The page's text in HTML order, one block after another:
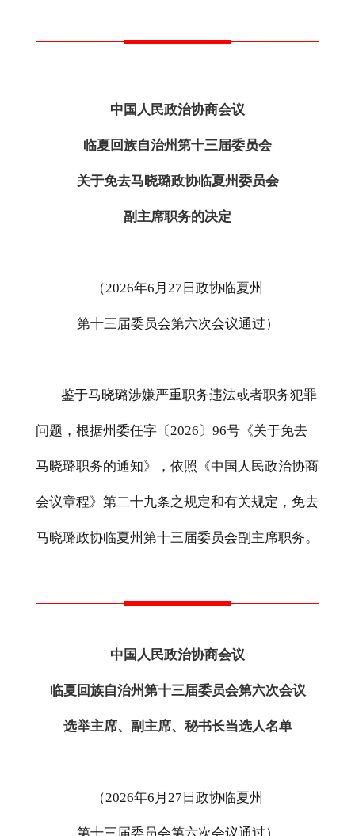
中国人民政治协商会议
临夏回族自治州第十三届委员会
关于免去马晓璐政协临夏州委员会
副主席职务的决定
（2026年6 月 27 日政协临夏州
第十三届委员会第六次会议通过）
鉴于马晓璐涉嫌严重职务违法或者职务犯罪
问题，根据州委任字 〔2026 〕 96号 《关于免去
马晓璐职务的通知》，依照《中国人民政治协商
会议章程》第二十九条之规定和有关规定，免去
马晓璐政协临夏州第十三届委员会副主席职务。
中国人民政治协商会议
临夏回族自治州第十三届委员会第六次会议
选举主席、副主席、秘书长当选人名单
（2026年6 月 27 日政协临夏州